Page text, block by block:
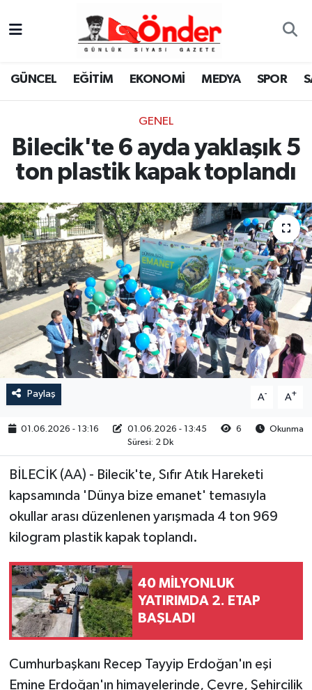
GÜNCEL EĞİTİM EKONOMİ MEDYA SPOR
GENEL
Bilecik'te 6 ayda yaklaşık 5
ton plastik kapak toplandı
Paylaş A- A+
01.06.2026 - 13:16 01.06.2026 - 13:45 6
Okunma
Süresi: 2 Dk
BİLECİK (AA) - Bilecik'te, Sıfır Atık Hareketi
kapsamında 'Dünya bize emanet' temasıyla
okullar arası düzenlenen yarışmada 4 ton 969
kilogram plastik kapak toplandı.
40 MİLYONLUK
YATIRIMDA 2. ETAP
BAŞLADI
Cumhurbaşkanı Recep Tayyip Erdoğan'ın eşi
Emine Erdoğan'ın himayelerinde, Çevre, Şehircilik
GÜNCEL
MEDYA
SAĞLIK
KÜLTÜR-SANAT
YAŞAM
RESMİ İLAN
Zonguldak Nöbetçi Eczaneler
Zonguldak Namaz Vakitleri
Zonguldak Trafik Yoğunluk Haritası
Tüm Manşetler
Son Dakika Haberleri
Haber Arşivi